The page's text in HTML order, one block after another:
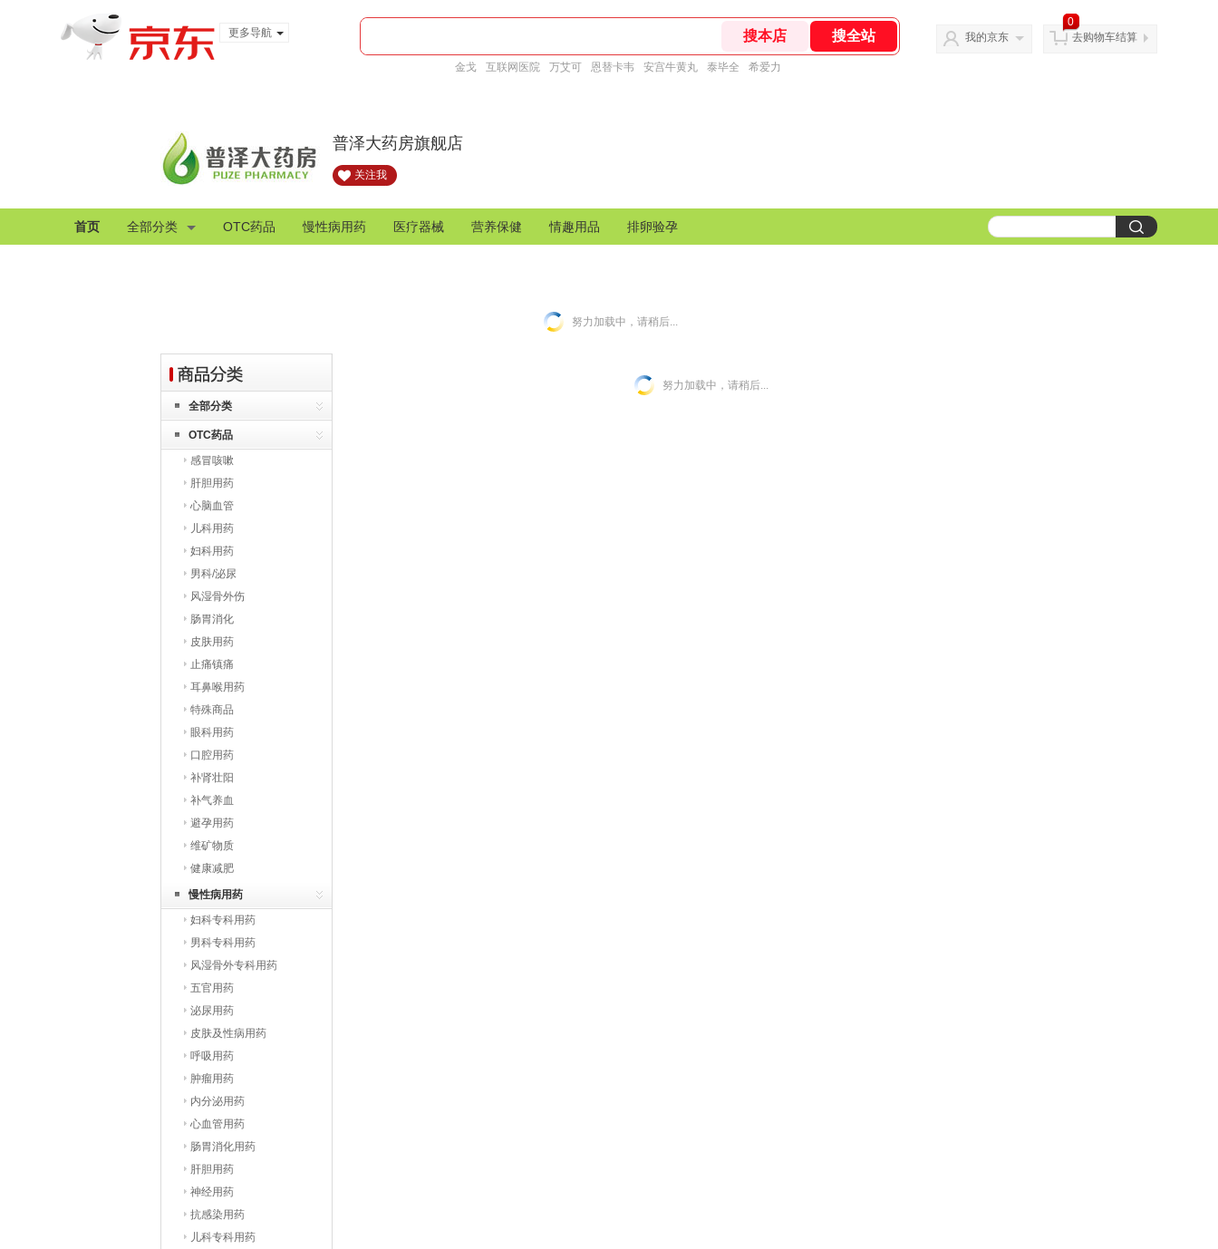
更多导航
金戈 互联网医院 万艾可 恩替卡韦 安宫牛黄丸 泰毕全 希爱力
我的京东
0
去购物车结算
普泽大药房旗舰店
关注我
首页 全部分类 OTC药品 慢性病用药 医疗器械 营养保健 情趣用品 排卵验孕
努力加载中，请稍后...
全部分类
OTC药品
感冒咳嗽
肝胆用药
心脑血管
儿科用药
妇科用药
男科/泌尿
风湿骨外伤
肠胃消化
皮肤用药
止痛镇痛
耳鼻喉用药
特殊商品
眼科用药
口腔用药
补肾壮阳
补气养血
避孕用药
维矿物质
健康减肥
慢性病用药
妇科专科用药
男科专科用药
风湿骨外专科用药
五官用药
泌尿用药
皮肤及性病用药
呼吸用药
肿瘤用药
内分泌用药
心血管用药
肠胃消化用药
肝胆用药
神经用药
抗感染用药
儿科专科用药
努力加载中，请稍后...